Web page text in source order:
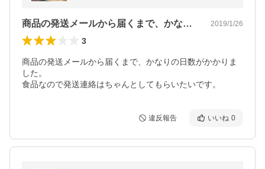
商品の発送メールから届くまで、かなりの… 2019/1/26
3
商品の発送メールから届くまで、かなりの日数がかかりま
した。
食品なので発送連絡はちゃんとしてもらいたいです。
違反報告 いいね 0